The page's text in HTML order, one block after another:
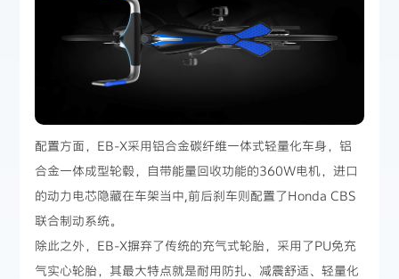
配置方面，EB-X采用铝合金碳纤维一体式轻量化车身，铝
合金一体成型轮毂，自带能量回收功能的360W电机，进口
的动力电芯隐藏在车架当中,前后刹车则配置了Honda CBS
联合制动系统。
除此之外，EB-X摒弃了传统的充气式轮胎，采用了PU免充
气实心轮胎，其最大特点就是耐用防扎、减震舒适、轻量化